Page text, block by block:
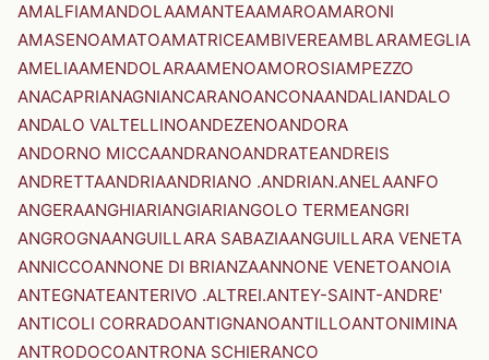
AMALFIAMANDOLAAMANTEAAMAROAMARONI
AMASENOAMATOAMATRICEAMBIVEREAMBLARAMEGLIA
AMELIAAMENDOLARAAMENOAMOROSIAMPEZZO
ANACAPRIANAGNIANCARANOANCONAANDALIANDALO
ANDALO VALTELLINOANDEZENOANDORA
ANDORNO MICCAANDRANOANDRATEANDREIS
ANDRETTAANDRIAANDRIANO .ANDRIAN.ANELAANFO
ANGERAANGHIARIANGIARIANGOLO TERMEANGRI
ANGROGNAANGUILLARA SABAZIAANGUILLARA VENETA
ANNICCOANNONE DI BRIANZAANNONE VENETOANOIA
ANTEGNATEANTERIVO .ALTREI.ANTEY-SAINT-ANDRE'
ANTICOLI CORRADOANTIGNANOANTILLOANTONIMINA
ANTRODOCOANTRONA SCHIERANCO